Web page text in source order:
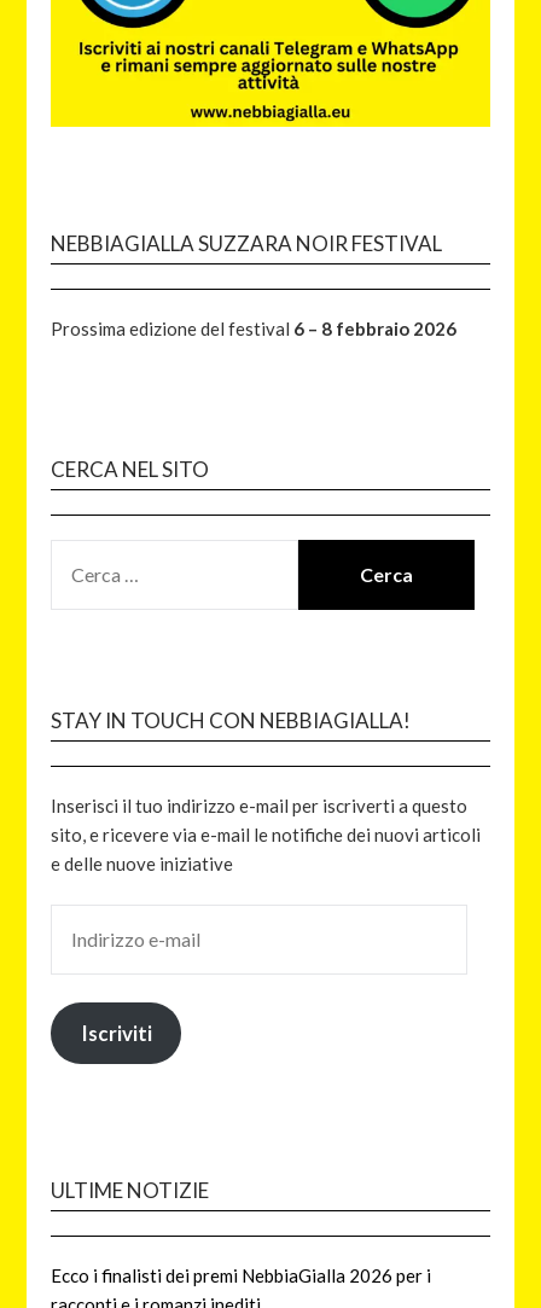
NEBBIAGIALLA SUZZARA NOIR FESTIVAL
Prossima edizione del festival 6 – 8 febbraio 2026
CERCA NEL SITO
STAY IN TOUCH CON NEBBIAGIALLA!
Inserisci il tuo indirizzo e-mail per iscriverti a questo
sito, e ricevere via e-mail le notifiche dei nuovi articoli
e delle nuove iniziative
Iscriviti
ULTIME NOTIZIE
Ecco i finalisti dei premi NebbiaGialla 2026 per i